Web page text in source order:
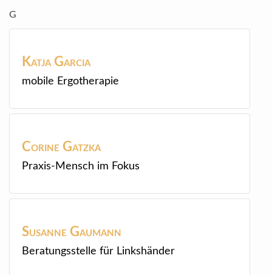
G
Katja Garcia
mobile Ergotherapie
Corine Gatzka
Praxis-Mensch im Fokus
Susanne Gaumann
Beratungsstelle für Linkshänder